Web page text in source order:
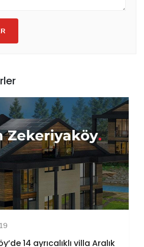
14 ayrıcalıklı villa Aralık